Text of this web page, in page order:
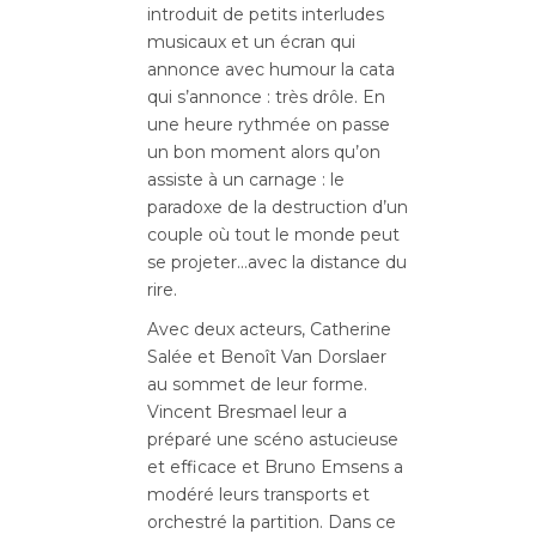
introduit de petits interludes
musicaux et un écran qui
annonce avec humour la cata
qui s’annonce : très drôle. En
une heure rythmée on passe
un bon moment alors qu’on
assiste à un carnage : le
paradoxe de la destruction d’un
couple où tout le monde peut
se projeter…avec la distance du
rire.
Avec deux acteurs, Catherine
Salée et Benoît Van Dorslaer
au sommet de leur forme.
Vincent Bresmael leur a
préparé une scéno astucieuse
et efficace et Bruno Emsens a
modéré leurs transports et
orchestré la partition. Dans ce